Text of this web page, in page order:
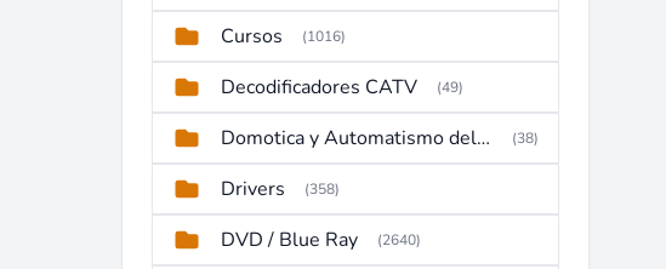
Cursos (1016)
Decodificadores CATV (49)
Domotica y Automatismo del hogar (38)
Drivers (358)
DVD / Blue Ray (2640)